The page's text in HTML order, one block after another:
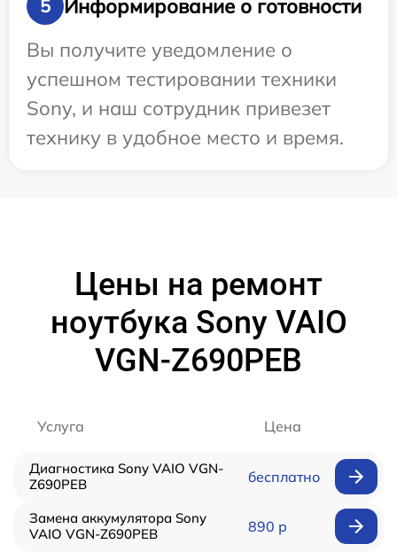
5
Информирование о готовности
Вы получите уведомление о
успешном тестировании техники
Sony, и наш сотрудник привезет
технику в удобное место и время.
Цены на ремонт
ноутбука Sony VAIO
VGN-Z690PEB
Услуга Цена
Диагностика Sony VAIO VGN-
Z690PEB
бесплатно
Замена аккумулятора Sony
VAIO VGN-Z690PEB
890 р